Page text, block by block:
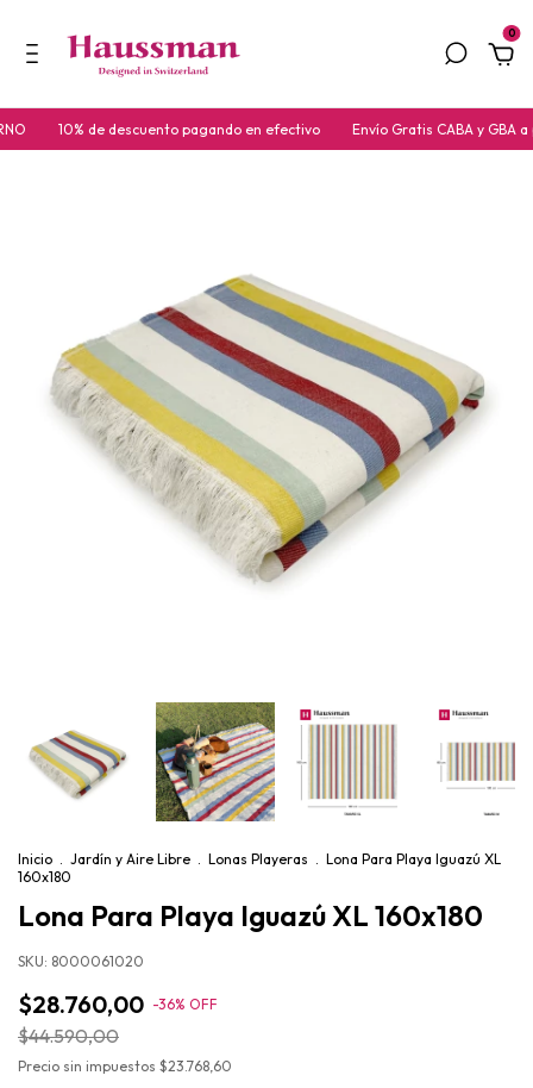
0
10% de descuento pagando en efectivo Envío Gratis CABA y GBA a partir
Inicio . Jardín y Aire Libre . Lonas Playeras . Lona Para Playa Iguazú XL
160x180
Lona Para Playa Iguazú XL 160x180
SKU: 8000061020
$28.760,00 -36% OFF
$44.590,00
Precio sin impuestos $23.768,60